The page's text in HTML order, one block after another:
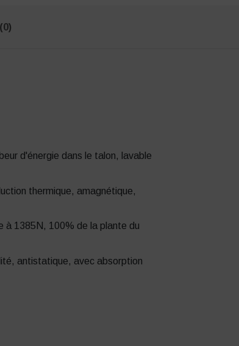
d'énergie dans le talon, lavable
thermique, amagnétique,
à 1385N, 100% de la plante du
antistatique, avec absorption